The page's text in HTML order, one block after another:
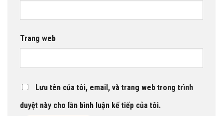
Trang web
Lưu tên của tôi, email, và trang web trong trình
duyệt này cho lần bình luận kế tiếp của tôi.